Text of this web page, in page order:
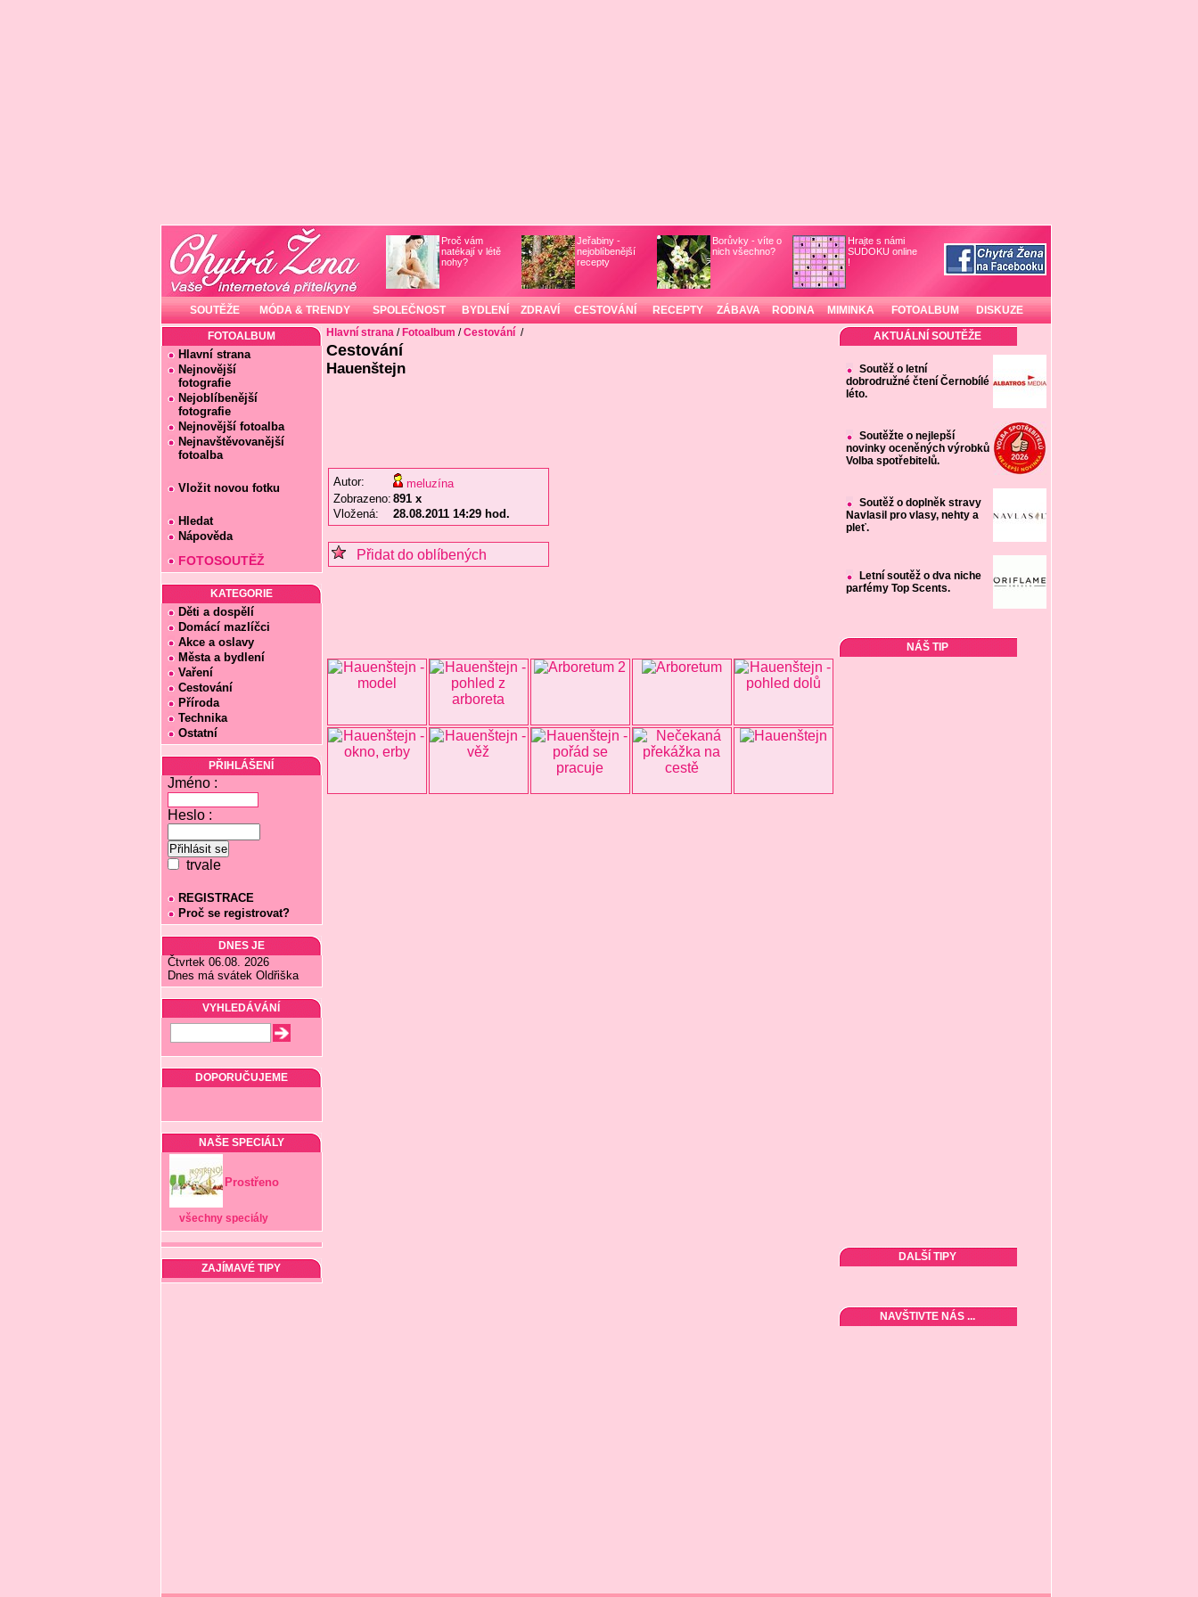
Proč vám
natékají v létě
nohy?
Jeřabiny -
nejoblíbenější
recepty
Borůvky - víte o
nich všechno?
Hrajte s námi
SUDOKU online
!
SOUTĚŽE MÓDA & TRENDY SPOLEČNOST BYDLENÍ ZDRAVÍ CESTOVÁNÍ RECEPTY ZÁBAVA RODINA MIMINKA FOTOALBUM DISKUZE
FOTOALBUM
Hlavní strana
Nejnovější
fotografie
Nejoblíbenější
fotografie
Nejnovější fotoalba
Nejnavštěvovanější
fotoalba
Vložit novou fotku
Hledat
Nápověda
FOTOSOUTĚŽ
KATEGORIE
Děti a dospělí
Domácí mazlíčci
Akce a oslavy
Města a bydlení
Vaření
Cestování
Příroda
Technika
Ostatní
PŘIHLÁŠENÍ
Jméno :
Heslo :
trvale
REGISTRACE
Proč se registrovat?
DNES JE
Čtvrtek 06.08. 2026
Dnes má svátek Oldřiška
VYHLEDÁVÁNÍ
DOPORUČUJEME
NAŠE SPECIÁLY
Prostřeno
všechny speciály
ZAJÍMAVÉ TIPY
Hlavní strana/ Fotoalbum /Cestování /
Cestování
Hauenštejn
Autor:
meluzína
Zobrazeno: 891 x
Vložená:
28.08.2011 14:29 hod.
Přidat do oblíbených
AKTUÁLNÍ SOUTĚŽE
Soutěž o letní
dobrodružné čtení Černobílé
léto.
Soutěžte o nejlepší
novinky oceněných výrobků
Volba spotřebitelů.
Soutěž o doplněk stravy
Navlasil pro vlasy, nehty a
pleť.
Letní soutěž o dva niche
parfémy Top Scents.
NÁŠ TIP
DALŠÍ TIPY
NAVŠTIVTE NÁS ...